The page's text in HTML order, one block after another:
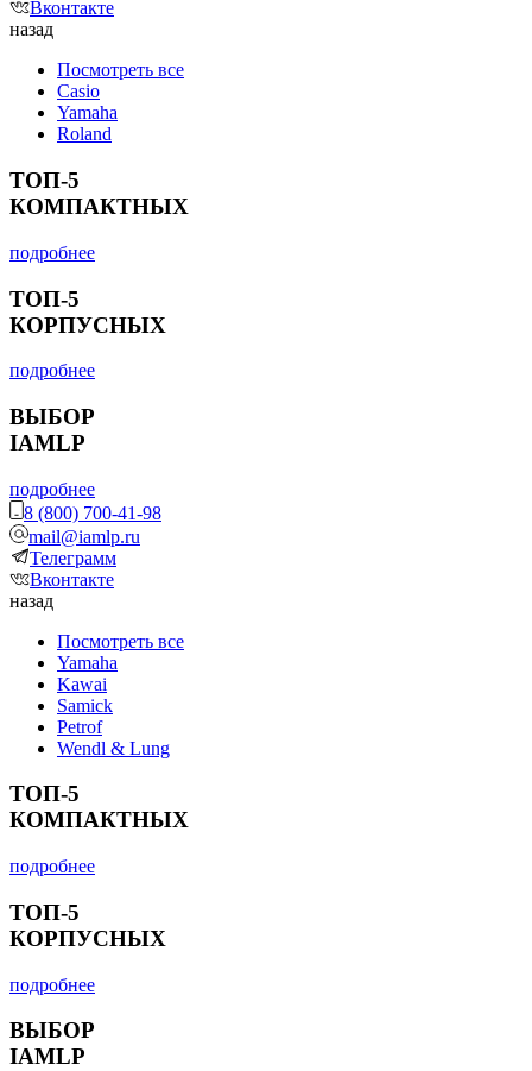
Вконтакте
назад
Посмотреть все
Casio
Yamaha
Roland
ТОП-5
КОМПАКТНЫХ
подробнее
ТОП-5
КОРПУСНЫХ
подробнее
ВЫБОР
IAMLP
подробнее
8 (800) 700-41-98
mail@iamlp.ru
Телеграмм
Вконтакте
назад
Посмотреть все
Yamaha
Kawai
Samick
Petrof
Wendl & Lung
ТОП-5
КОМПАКТНЫХ
подробнее
ТОП-5
КОРПУСНЫХ
подробнее
ВЫБОР
IAMLP